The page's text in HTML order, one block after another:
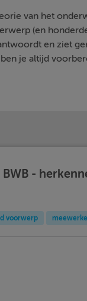
van het
(en
en ziet
je altijd
BWB -
voorwerp